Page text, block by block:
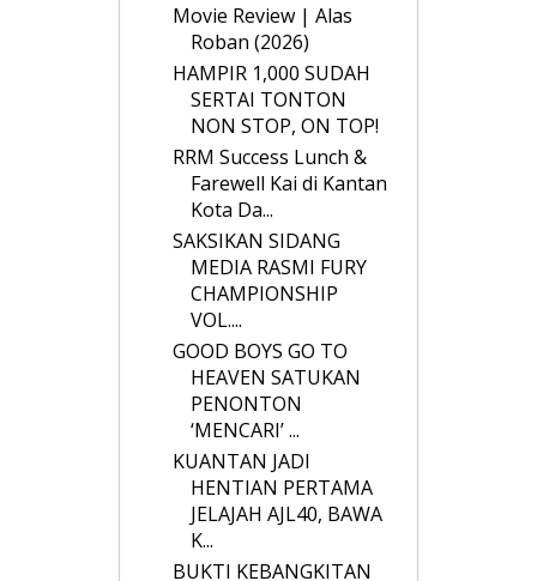
Movie Review | Alas
Roban (2026)
HAMPIR 1,000 SUDAH
SERTAI TONTON
NON STOP, ON TOP!
RRM Success Lunch &
Farewell Kai di Kantan
Kota Da...
SAKSIKAN SIDANG
MEDIA RASMI FURY
CHAMPIONSHIP
VOL....
GOOD BOYS GO TO
HEAVEN SATUKAN
PENONTON
‘MENCARI’ ...
KUANTAN JADI
HENTIAN PERTAMA
JELAJAH AJL40, BAWA
K...
BUKTI KEBANGKITAN